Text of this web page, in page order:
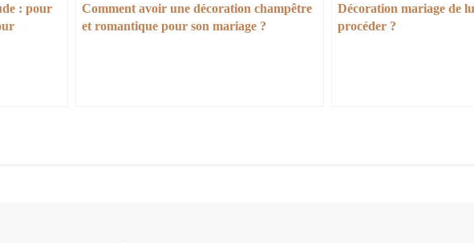
: pour
Comment avoir une décoration champêtre
et romantique pour son mariage ?
Décoration mariage de
procéder ?